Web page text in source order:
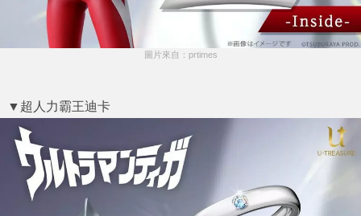
圖片來自：prtimes
▼超人力霸王迪卡